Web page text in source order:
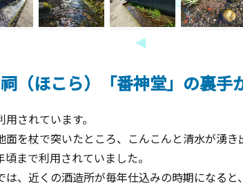
（ほこら）「番神堂」の裏手
されています。
を杖で突いたところ、こんこんと清水が湧
まで利用されていました。
、近くの酒造所が毎年仕込みの時期になる